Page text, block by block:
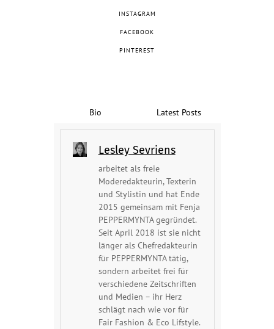
INSTAGRAM
FACEBOOK
PINTEREST
Bio Latest Posts
Lesley Sevriens
arbeitet als freie
Moderedakteurin, Texterin
und Stylistin und hat Ende
2015 gemeinsam mit Fenja
PEPPERMYNTA gegründet.
Seit April 2018 ist sie nicht
länger als Chefredakteurin
für PEPPERMYNTA tätig,
sondern arbeitet frei für
verschiedene Zeitschriften
und Medien – ihr Herz
schlägt nach wie vor für
Fair Fashion & Eco Lifstyle.